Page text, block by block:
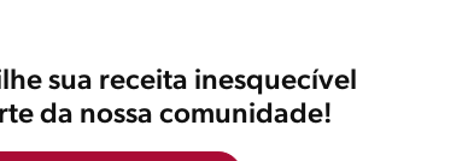
sua receita inesquecível
da nossa comunidade!